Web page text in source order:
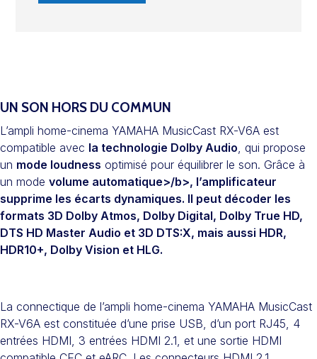
UN SON HORS DU COMMUN
L’ampli home-cinema YAMAHA MusicCast RX-V6A est
compatible avec la technologie Dolby Audio, qui propose
un mode loudness optimisé pour équilibrer le son. Grâce à
un mode volume automatique>/b>, l’amplificateur
supprime les écarts dynamiques. Il peut décoder les
formats 3D Dolby Atmos, Dolby Digital, Dolby True HD,
DTS HD Master Audio et 3D DTS:X, mais aussi HDR,
HDR10+, Dolby Vision et HLG.
La connectique de l’ampli home-cinema YAMAHA MusicCast
RX-V6A est constituée d’une prise USB, d’un port RJ45, 4
entrées HDMI, 3 entrées HDMI 2.1, et une sortie HDMI